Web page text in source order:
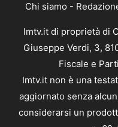
Chi siamo -
Imtv.it di proprietà di
Giuseppe Verdi, 3,
Fiscale e
Imtv.it non è una
aggiornato senza
considerarsi un